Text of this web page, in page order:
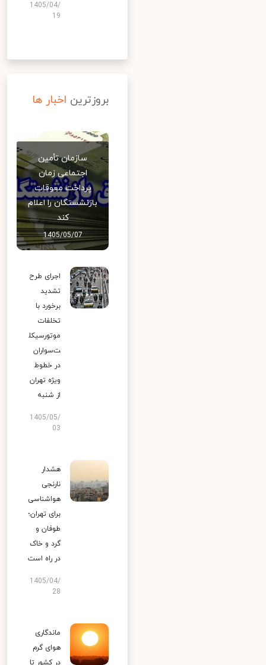
1405/04/
19
بروزترین اخبار ها
سازمان تأمین
اجتماعی زمان
پرداخت معوقات
بازنشستگان را اعلام
کند
1405/05/07
اجرای طرح
تشدید
برخورد با
تخلفات
موتورسیکل
ت‌سواران
در خطوط
ویژه تهران
از شنبه
1405/05/
03
هشدار
نارنجی
هواشناسی
برای تهران؛
طوفان و
گرد و خاک
در راه است
1405/04/
28
ماندگاری
هوای گرم
در کشور تا